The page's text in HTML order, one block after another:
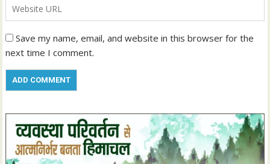
Save my name, email, and website in this browser for the
next time I comment.